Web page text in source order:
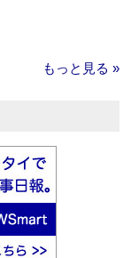
もっと見る »